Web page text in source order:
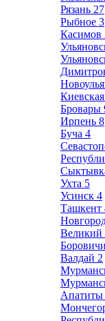
Рязань 27
Рыбное 3
Касимов
Бровары
Ирпень 8
Буча 4
Ухта 5
Усинск 4
Ташкент
Великий
Боровичи
Валдай 2
Апатиты